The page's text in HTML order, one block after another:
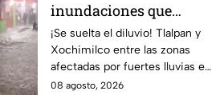
inundaciones que
dejaron las lluvias en
Tlalpan y Xochimilco
por lluvias intensas
¡Se suelta el diluvio! Tlalpan y
Xochimilco entre las zonas
afectadas por fuertes lluvias en
CDMX. Conce qué otras
08 agosto, 2026